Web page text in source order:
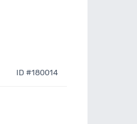
ID #180014